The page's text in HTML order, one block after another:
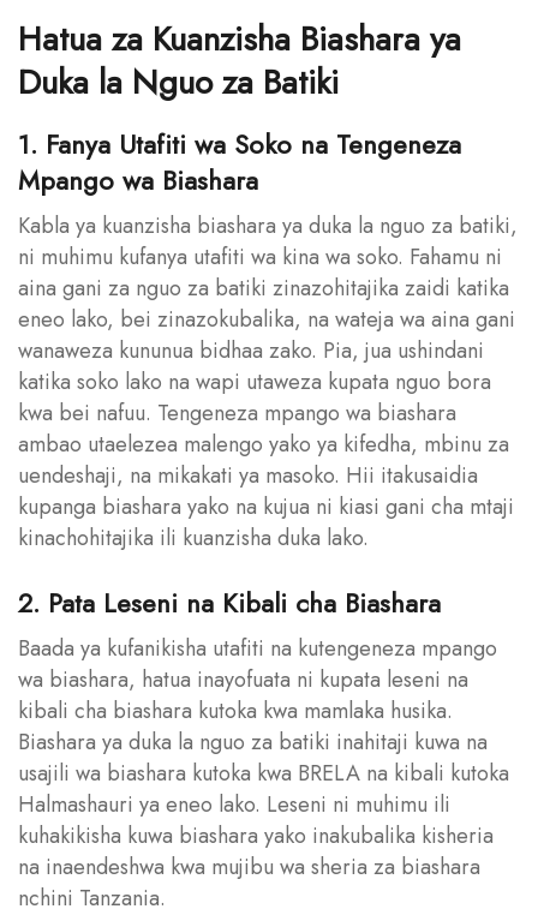
Hatua za Kuanzisha Biashara ya
Duka la Nguo za Batiki
1. Fanya Utafiti wa Soko na Tengeneza
Mpango wa Biashara
Kabla ya kuanzisha biashara ya duka la nguo za batiki,
ni muhimu kufanya utafiti wa kina wa soko. Fahamu ni
aina gani za nguo za batiki zinazohitajika zaidi katika
eneo lako, bei zinazokubalika, na wateja wa aina gani
wanaweza kununua bidhaa zako. Pia, jua ushindani
katika soko lako na wapi utaweza kupata nguo bora
kwa bei nafuu. Tengeneza mpango wa biashara
ambao utaelezea malengo yako ya kifedha, mbinu za
uendeshaji, na mikakati ya masoko. Hii itakusaidia
kupanga biashara yako na kujua ni kiasi gani cha mtaji
kinachohitajika ili kuanzisha duka lako.
2. Pata Leseni na Kibali cha Biashara
Baada ya kufanikisha utafiti na kutengeneza mpango
wa biashara, hatua inayofuata ni kupata leseni na
kibali cha biashara kutoka kwa mamlaka husika.
Biashara ya duka la nguo za batiki inahitaji kuwa na
usajili wa biashara kutoka kwa BRELA na kibali kutoka
Halmashauri ya eneo lako. Leseni ni muhimu ili
kuhakikisha kuwa biashara yako inakubalika kisheria
na inaendeshwa kwa mujibu wa sheria za biashara
nchini Tanzania.